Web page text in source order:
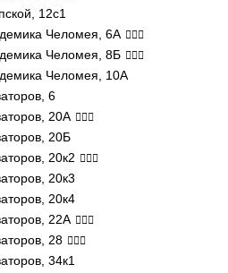
12с1
Челомея, 6А
Челомея, 8Б
Челомея, 10А
6
20А
20Б
20к2
20к3
20к4
22А
28
34к1